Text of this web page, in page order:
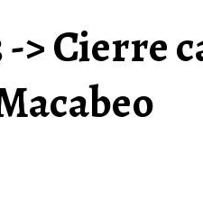
-> Cierre